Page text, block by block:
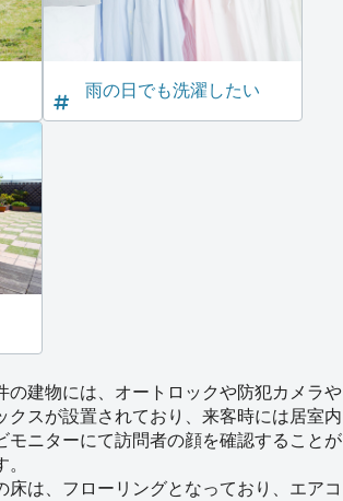
雨の日でも洗濯したい
の建物には、オートロックや防犯カメラや
クスが設置されており、来客時には居室内
モニターにて訪問者の顔を確認することが
床は、フローリングとなっており、エアコ